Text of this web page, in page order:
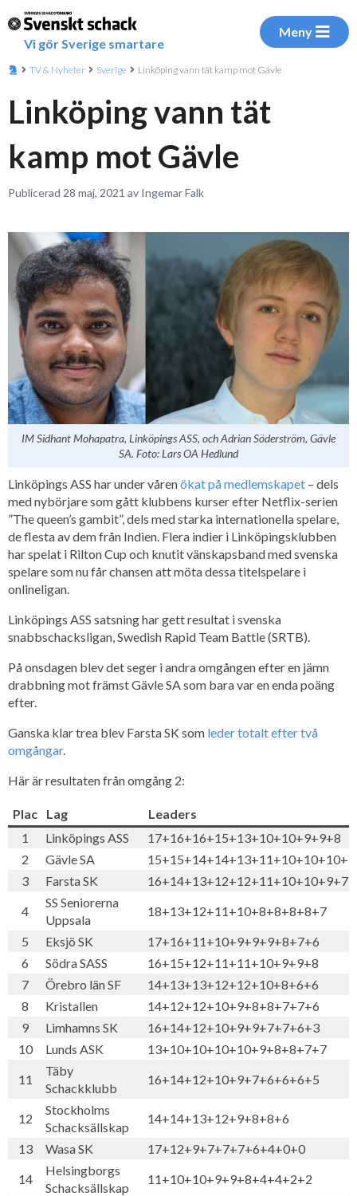
Vi gör Sverige smartare
Meny
TV & Nyheter Sverige Linköping vann tät kamp mot Gävle
Linköping vann tät
kamp mot Gävle
Publicerad 28 maj, 2021 av Ingemar Falk
IM Sidhant Mohapatra, Linköpings ASS, och Adrian Söderström, Gävle
SA. Foto: Lars OA Hedlund
Linköpings ASS har under vårenökat på medlemskapet – dels
med nybörjare som gått klubbens kurser efter Netflix-serien
”The queen’s gambit”, dels med starka internationella spelare,
de flesta av dem från Indien. Flera indier i Linköpingsklubben
har spelat i Rilton Cup och knutit vänskapsband med svenska
spelare som nu får chansen att möta dessa titelspelare i
onlineligan.
Linköpings ASS satsning har gett resultat i svenska
snabbschacksligan, Swedish Rapid Team Battle (SRTB).
På onsdagen blev det seger i andra omgången efter en jämn
drabbning mot främst Gävle SA som bara var en enda poäng
efter.
Ganska klar trea blev Farsta SK som leder totalt efter två
omgångar.
Här är resultaten från omgång 2:
Plac Lag
Leaders
1
Linköpings ASS
17+16+16+15+13+10+10+9+9+8
2
Gävle SA
3
Farsta SK
16+14+13+12+12+11+10+10+9+7
4
SS Seniorerna
Uppsala
18+13+12+11+10+8+8+8+8+7
5
Eksjö SK
17+16+11+10+9+9+9+8+7+6
6
Södra SASS
16+15+12+11+11+10+9+9+8
7
Örebro län SF
14+13+13+12+12+10+8+6+6
8
Kristallen
14+12+12+10+9+8+8+7+7+6
9
Limhamns SK
16+14+12+10+9+9+7+7+6+3
10
Lunds ASK
13+10+10+10+10+9+8+8+7+7
11
Täby
Schackklubb
16+14+12+10+9+7+6+6+6+5
12
Stockholms
Schacksällskap
14+14+13+12+9+8+8+6
13
Wasa SK
17+12+9+7+7+7+6+4+0+0
14
Helsingborgs
Schacksällskap
11+10+10+9+9+8+4+4+2+2